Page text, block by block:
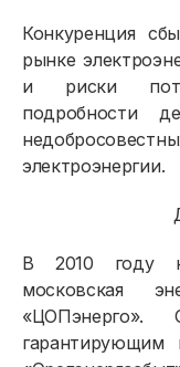
Конкуренция
рынке
и риски
подробности
электроэнергии.
В 2010 году
московская